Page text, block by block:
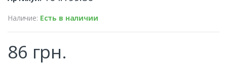
Наличие: Есть в наличии
86 грн.